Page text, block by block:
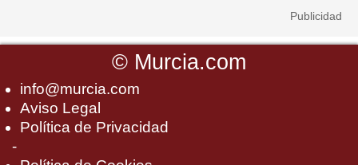
© Murcia.com
info@murcia.com
Aviso Legal
Política de Privacidad
-